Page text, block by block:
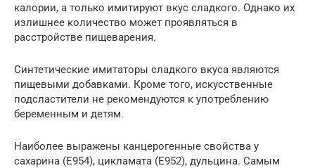
калории, а только имитируют вкус сладкого. Однако их
излишнее количество может проявляться в
расстройстве пищеварения.
Синтетические имитаторы сладкого вкуса являются
пищевыми добавками. Кроме того, искусственные
подсластители не рекомендуются к употреблению
беременным и детям.
Наиболее выражены канцерогенные свойства у
сахарина (Е954), цикламата (Е952), дульцина. Самым